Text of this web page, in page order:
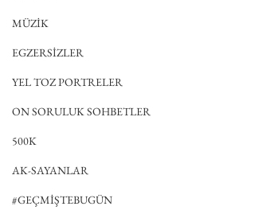
MÜZİK
EGZERSİZLER
YEL TOZ PORTRELER
ON SORULUK SOHBETLER
500K
AK-SAYANLAR
#GEÇMİŞTEBUGÜN